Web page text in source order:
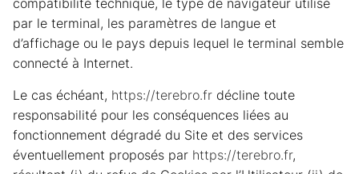
compatibilité technique, le type de navigateur utilisé
par le terminal, les paramètres de langue et
d’affichage ou le pays depuis lequel le terminal semble
connecté à Internet.
Le cas échéant, https://terebro.fr décline toute
responsabilité pour les conséquences liées au
fonctionnement dégradé du Site et des services
éventuellement proposés par https://terebro.fr,